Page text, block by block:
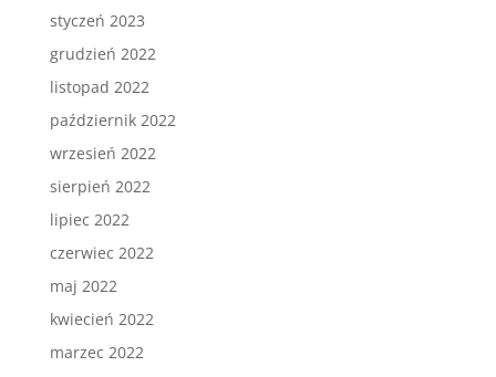
styczeń 2023
grudzień 2022
listopad 2022
październik 2022
wrzesień 2022
sierpień 2022
lipiec 2022
czerwiec 2022
maj 2022
kwiecień 2022
marzec 2022